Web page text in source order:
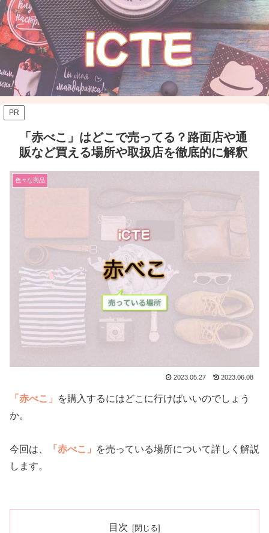
PR
「赤べこ」はどこで売ってる？路面店や通
販など買える場所や取扱店を徹底的に解釈
色々な商品
2023.05.27 2023.06.08
「赤べこ」
を購入するにはどこに行けばいいのでしょう
か。
今回は、 「赤べこ」
を売っている場所について詳しく解説
します。
目次